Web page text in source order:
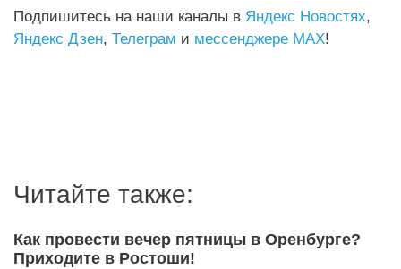
Подпишитесь на наши каналы в Яндекс Новостях,
Яндекс Дзен, Телеграм и мессенджере MAX!
Читайте также:
Как провести вечер пятницы в Оренбурге?
Приходите в Ростоши!